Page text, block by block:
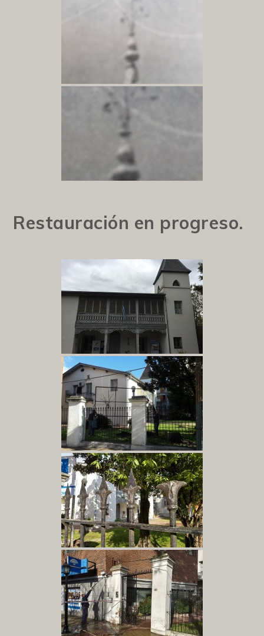
Restauración en progreso.